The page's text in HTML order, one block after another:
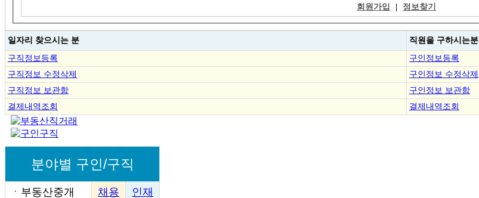
회원가입 | 정보찾기
일자리 찾으시는 분 직원을 구하시는분
구직정보등록
구인정보등록
구직정보 수정삭제
구인정보 수정삭제
구직정보 보관함
구인정보 보관함
결제내역조회
결제내역조회
분야별 구인/구직
ㆍ 부동산중개 채용
인재